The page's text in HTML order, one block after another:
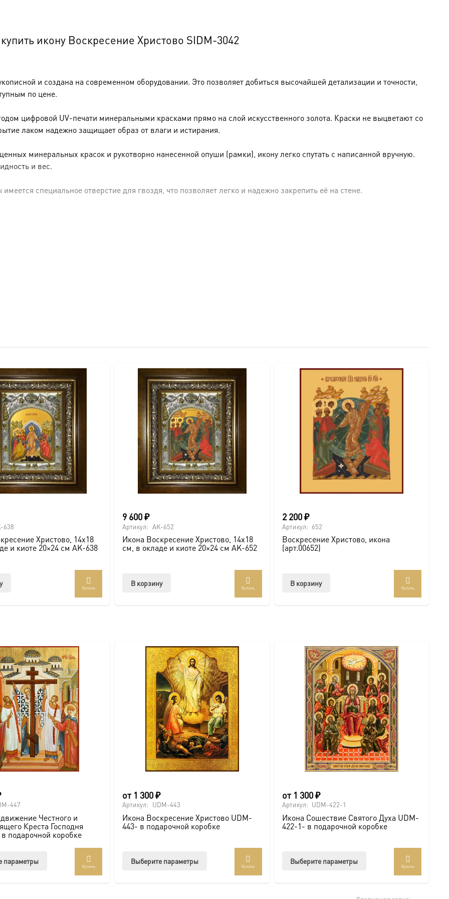
икону Воскресение Христово SIDM-3042
и создана на современном оборудовании. Это позволяет добиться высочайшей детализации и точности,
по цене.
цифровой UV-печати минеральными красками прямо на слой искусственного золота. Краски не выцветают со
лаком надежно защищает образ от влаги и истирания.
минеральных красок и рукотворно нанесенной опуши (рамки), икону легко спутать с написанной вручную.
и вес.
специальное отверстие для гвоздя, что позволяет легко и надежно закрепить её на стене.
образов покровителей семьи).
Также можно заказать икону в окладе и киоте.
под заказ по вашим размерам.
638
Христово, 14х18
и киоте 20×24 см AK-638
Купить
9 600₽
Артикул: AK-652
Икона Воскресение Христово, 14х18
см, в окладе и киоте 20×24 см AK-652
В корзину
Купить
2 200₽
Артикул: 652
Воскресение Христово, икона
(арт.00652)
В корзину
Купить
447
Честного и
Креста Господня
подарочной коробке
параметры
Купить
от 1 300₽
Артикул: UDM-443
Икона Воскресение Христово UDM-
443- в подарочной коробке
Выберите параметры
Купить
от 1 300₽
Артикул: UDM-422-1
Икона Сошествие Святого Духа UDM-
422-1- в подарочной коробке
Выберите параметры
Купить